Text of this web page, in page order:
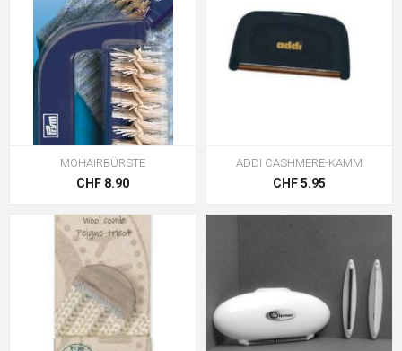
MOHAIRBÜRSTE
CHF 8.90
ADDI CASHMERE-KAMM
CHF 5.95